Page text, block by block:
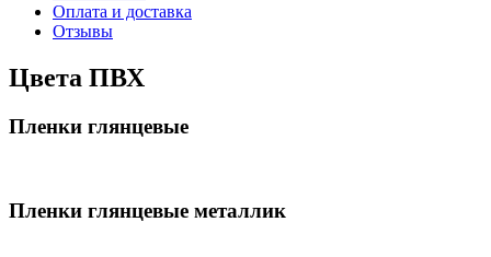
Оплата и доставка
Отзывы
Цвета ПВХ
Пленки глянцевые
Пленки глянцевые металлик